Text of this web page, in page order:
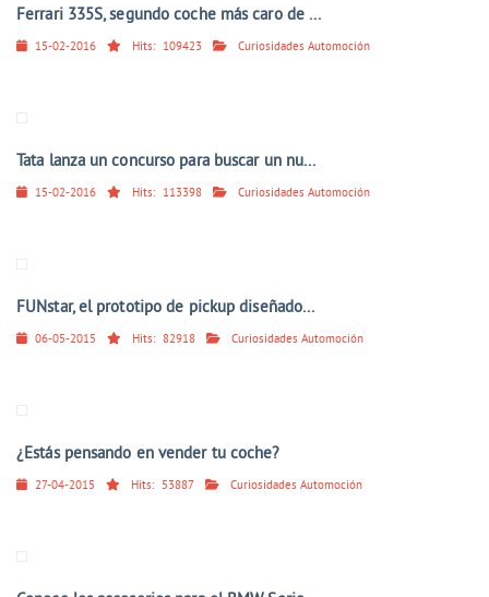
Ferrari 335S, segundo coche más caro de ...
15-02-2016 Hits: 109423 Curiosidades Automoción
Tata lanza un concurso para buscar un nu...
15-02-2016 Hits: 113398 Curiosidades Automoción
FUNstar, el prototipo de pickup diseñado...
06-05-2015 Hits: 82918 Curiosidades Automoción
¿Estás pensando en vender tu coche?
27-04-2015 Hits: 53887 Curiosidades Automoción